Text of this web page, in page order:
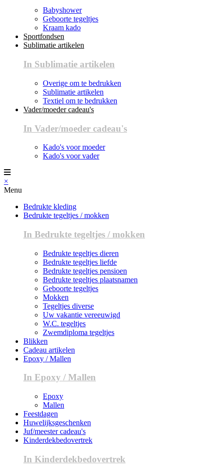
Babyshower
Geboorte tegeltjes
Kraam kado
Sportfondsen
Sublimatie artikelen
In Sublimatie artikelen
Overige om te bedrukken
Sublimatie artikelen
Textiel om te bedrukken
Vader/moeder cadeau's
In Vader/moeder cadeau's
Kado's voor moeder
Kado's voor vader
×
Menu
Bedrukte kleding
Bedrukte tegeltjes / mokken
In Bedrukte tegeltjes / mokken
Bedrukte tegeltjes dieren
Bedrukte tegeltjes liefde
Bedrukte tegeltjes pensioen
Bedrukte tegeltjes plaatsnamen
Geboorte tegeltjes
Mokken
Tegeltjes diverse
Uw vakantie vereeuwigd
W.C. tegeltjes
Zwemdiploma tegeltjes
Blikken
Cadeau artikelen
Epoxy / Mallen
In Epoxy / Mallen
Epoxy
Mallen
Feestdagen
Huwelijksgeschenken
Juf/meester cadeau's
Kinderdekbedovertrek
In Kinderdekbedovertrek